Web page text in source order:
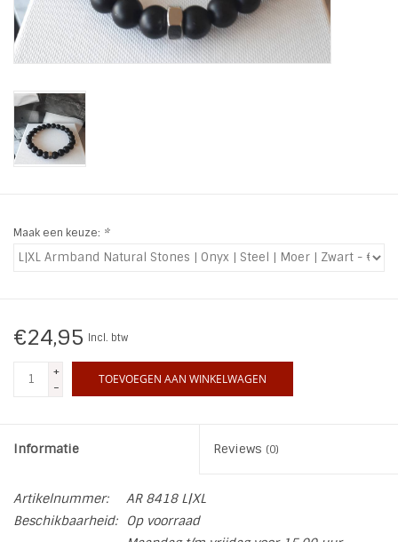
Charmin*s
LIFESTYLE PRODUCTEN
SALE
Maak een keuze: *
€24,95 Incl. btw
+
-
TOEVOEGEN AAN WINKELWAGEN
Informatie Reviews (0)
Artikelnummer:
AR 8418 L|XL
Beschikbaarheid:
Op voorraad